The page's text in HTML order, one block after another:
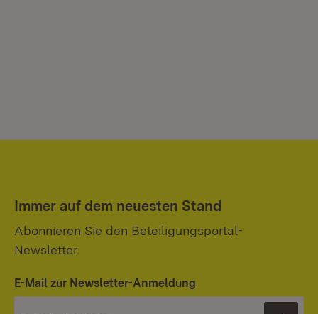
Immer auf dem neuesten Stand
Abonnieren Sie den Beteiligungsportal-
Newsletter.
E-Mail zur Newsletter-Anmeldung